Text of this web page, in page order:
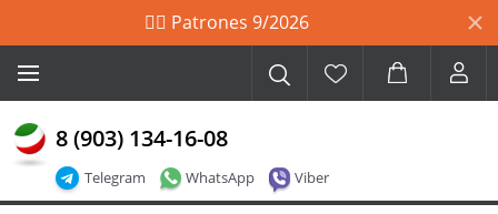
🙋‍♀️ Patrones 9/2026
Telegram WhatsApp Viber
8 (903) 134-16-08